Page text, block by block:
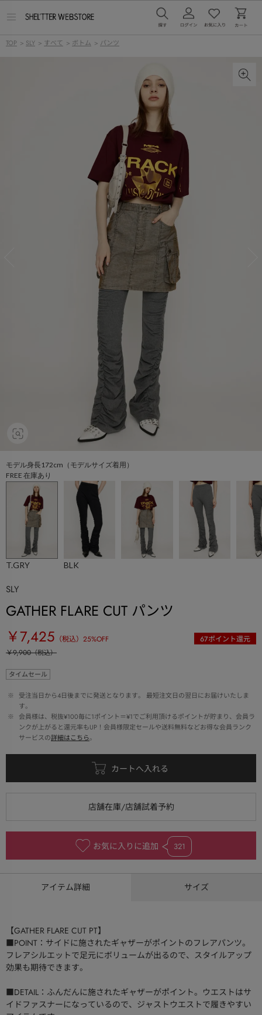
ー
TOP > SLY > すべて > ボトム > パンツ
モデル身長172cm（モデルサイズ着用）
FREE 在庫あり
T.GRY BLK
SLY
GATHER FLARE CUT パンツ
￥7,425 （税込） 25%OFF 67ポイント還元
￥9,900（税込）
タイムセール
※
受注当日から4日後までに発送となります。 最短注文日の翌日にお届けいたしま
す。
※
会員様は、税抜¥100毎に1ポイント＝¥1でご利用頂けるポイントが貯まり、会員ラ
ンクが上がると還元率もUP！会員様限定セールや送料無料などお得な会員ランク
サービスの詳細はこちら。
お気に入りに追加 321
アイテム詳細 サイズ
【GATHER FLARE CUT PT】
■POINT：サイドに施されたギャザーがポイントのフレアパンツ。
フレアシルエットで足元にボリュームが出るので、スタイルアップ
効果も期待できます。
■DETAIL：ふんだんに施されたギャザーがポイント。ウエストはサ
イドファスナーになっているので、ジャストウエストで履きやすい